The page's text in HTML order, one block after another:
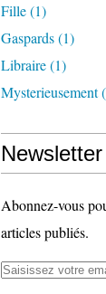
Fille(1)
Gaspards(1)
Libraire(1)
Mysterieusement
Newsletter
Abonnez-vous
articles publiés.